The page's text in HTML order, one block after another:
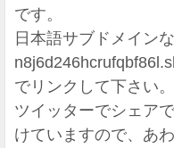
です。
日本語サブドメイン
でリンクして下さい。
ツイッターでシェア
けていますので、あ